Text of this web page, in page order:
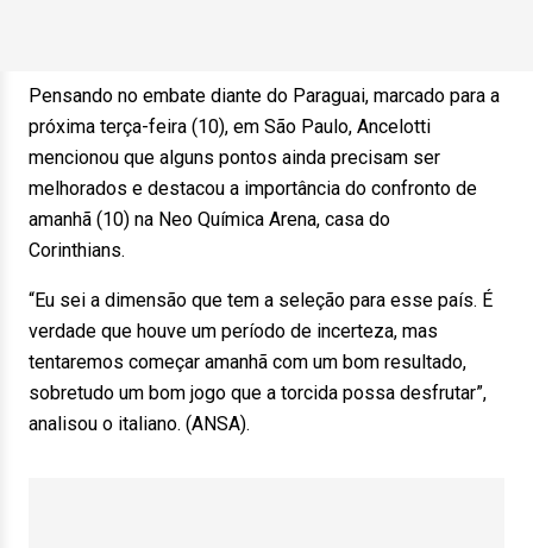
Pensando no embate diante do Paraguai, marcado para a
próxima terça-feira (10), em São Paulo, Ancelotti
mencionou que alguns pontos ainda precisam ser
melhorados e destacou a importância do confronto de
amanhã (10) na Neo Química Arena, casa do
Corinthians.
“Eu sei a dimensão que tem a seleção para esse país. É
verdade que houve um período de incerteza, mas
tentaremos começar amanhã com um bom resultado,
sobretudo um bom jogo que a torcida possa desfrutar”,
analisou o italiano. (ANSA).